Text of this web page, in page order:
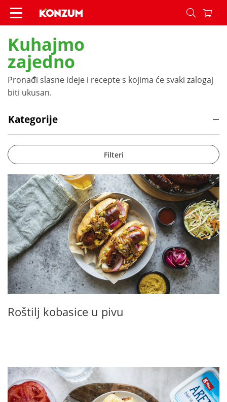
Recepti - Konzum
Kuhajmo
zajedno
Pronađi slasne ideje i recepte s kojima će svaki zalogaj
biti ukusan.
Kategorije
Filteri
Roštilj kobasice u pivu